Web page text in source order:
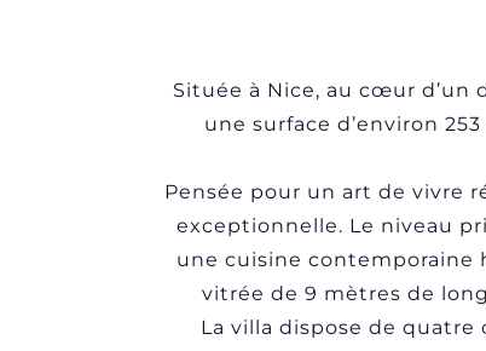
Située à Nice, au cœur
une surface d’environ
Pensée pour un art de vivre
exceptionnelle. Le niveau
une cuisine contemporaine
vitrée de 9 mètres de
La villa dispose de